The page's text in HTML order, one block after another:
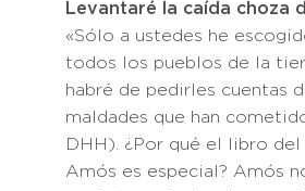
Levantaré la caída choza
«Sólo a ustedes he
todos los pueblos de la
habré de pedirles cuentas
maldades que han
DHH). ¿Por qué el libro
Amós es especial? Amós